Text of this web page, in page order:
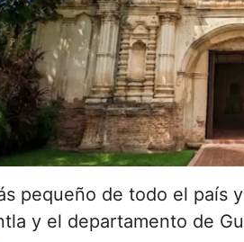
pequeño de todo el país
y el departamento de